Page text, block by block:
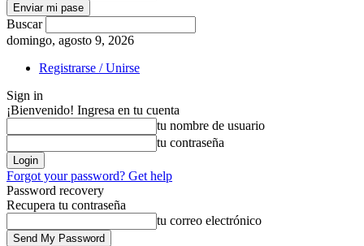
Buscar
domingo, agosto 9, 2026
Registrarse / Unirse
Sign in
¡Bienvenido! Ingresa en tu cuenta
tu nombre de usuario
tu contraseña
Forgot your password? Get help
Password recovery
Recupera tu contraseña
tu correo electrónico